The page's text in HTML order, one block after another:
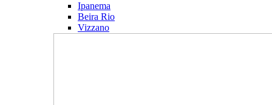
Ipanema
Beira Rio
Vizzano